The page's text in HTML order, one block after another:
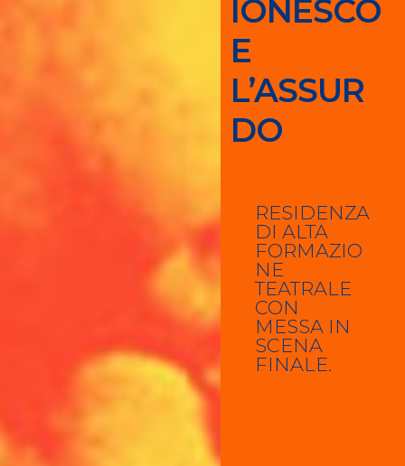
IONESCO
E
L’ASSUR
DO
RESIDENZA
DI ALTA
FORMAZIO
NE
TEATRALE
CON
MESSA IN
SCENA
FINALE.